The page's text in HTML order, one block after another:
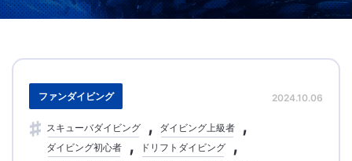
ファンダイビング
スキューバダイビング
ダイビング上級者
ダイビング初心者
ドリフトダイビング
2024.10.06